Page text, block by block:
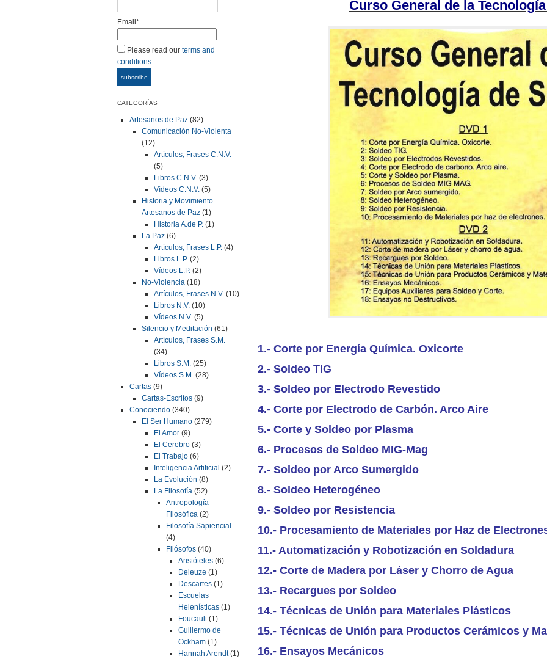
Email*
Please read our terms and
conditions
CATEGORÍAS
Artesanos de Paz (82)
Comunicación No-Violenta
(12)
Artículos, Frases C.N.V.
(5)
Libros C.N.V. (3)
Vídeos C.N.V. (5)
Historia y Movimiento.
Artesanos de Paz (1)
Historia A.de P. (1)
La Paz (6)
Artículos, Frases L.P. (4)
Libros L.P. (2)
Vídeos L.P. (2)
No-Violencia (18)
Artículos, Frases N.V. (10)
Libros N.V. (10)
Vídeos N.V. (5)
Silencio y Meditación (61)
Artículos, Frases S.M.
(34)
Libros S.M. (25)
Vídeos S.M. (28)
Cartas (9)
Cartas-Escritos (9)
Conociendo (340)
El Ser Humano (279)
El Amor (9)
El Cerebro (3)
El Trabajo (6)
Inteligencia Artificial (2)
La Evolución (8)
La Filosofía (52)
Antropología
Filosófica (2)
Filosofía Sapiencial
(4)
Filósofos (40)
Aristóteles (6)
Deleuze (1)
Descartes (1)
Escuelas
Helenísticas (1)
Foucault(1)
Guillermo de
Ockham (1)
Hannah Arendt(1)
Curso General de la
1.- Corte por Energía Química. Oxicorte
2.- Soldeo TIG
3.- Soldeo por Electrodo Revestido
4.- Corte por Electrodo de Carbón. Arco Aire
5.- Corte y Soldeo por Plasma
6.- Procesos de Soldeo MIG-Mag
7.- Soldeo por Arco Sumergido
8.- Soldeo Heterogéneo
9.- Soldeo por Resistencia
10.- Procesamiento de Materiales por Haz de
11.- Automatización y Robotización en Soldadura
12.- Corte de Madera por Láser y Chorro de Agua
13.- Recargues por Soldeo
14.- Técnicas de Unión para Materiales Plásticos
15.- Técnicas de Unión para Productos Cerámicos y
16.- Ensayos Mecánicos